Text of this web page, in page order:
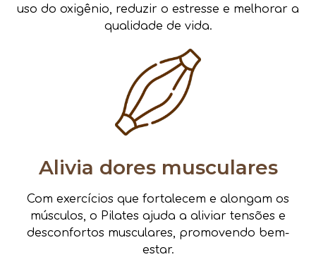
uso do oxigênio, reduzir o estresse e melhorar a
qualidade de vida.
Alivia dores musculares
Com exercícios que fortalecem e alongam os
músculos, o Pilates ajuda a aliviar tensões e
desconfortos musculares, promovendo bem-
estar.